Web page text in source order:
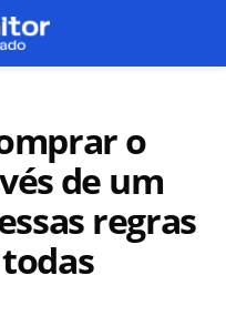
o
de um
regras